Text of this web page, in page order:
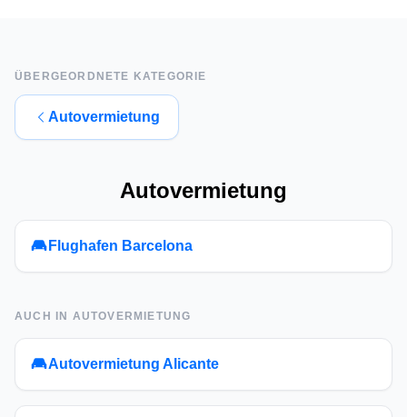
ÜBERGEORDNETE KATEGORIE
Autovermietung
Autovermietung
Flughafen Barcelona
AUCH IN AUTOVERMIETUNG
Autovermietung Alicante